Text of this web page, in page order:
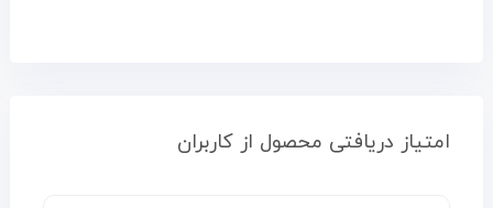
امتیاز دریافتی محصول از کاربران